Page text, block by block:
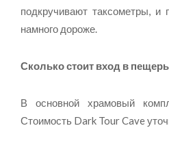
подкручивают таксометры, и
намного дороже.
Сколько стоит вход в
В основной храмовый
Стоимость Dark Tour Cave